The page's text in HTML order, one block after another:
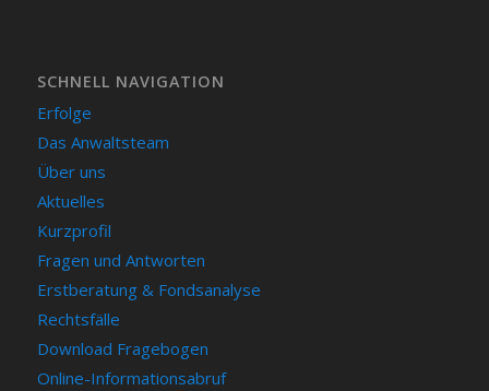
SCHNELL NAVIGATION
Erfolge
Das Anwaltsteam
Über uns
Aktuelles
Kurzprofil
Fragen und Antworten
Erstberatung & Fondsanalyse
Rechtsfälle
Download Fragebogen
Online-Informationsabruf